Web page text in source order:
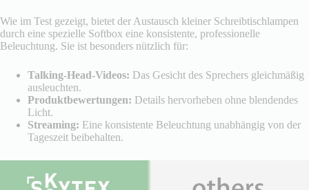
Wie im Test gezeigt, bietet der Austausch kleiner Schreibtischlampen
durch eine spezielle Softbox eine konsistente, professionelle
Beleuchtung. Sie ist besonders nützlich für:
Talking-Head-Videos: Das Gesicht des Sprechers gleichmäßig
ausleuchten.
Produktbewertungen: Details hervorheben ohne blendendes
Licht.
Streaming: Eine konsistente Beleuchtung unabhängig von der
Tageszeit beibehalten.